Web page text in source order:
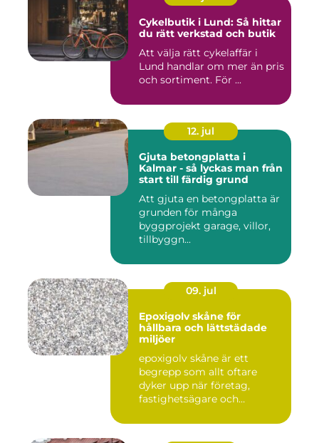
Cykelbutik i Lund: Så hittar
du rätt verkstad och butik
Att välja rätt cykelaffär i
Lund handlar om mer än pris
och sortiment. För ...
12. jul
Gjuta betongplatta i
Kalmar - så lyckas man från
start till färdig grund
Att gjuta en betongplatta är
grunden för många
byggprojekt garage, villor,
tillbyggn...
09. jul
Epoxigolv skåne för
hållbara och lättstädade
miljöer
epoxigolv skåne är ett
begrepp som allt oftare
dyker upp när företag,
fastighetsägare och